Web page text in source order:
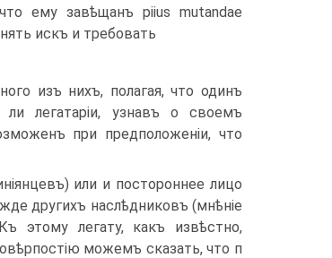
ему завѣщанъ piius mutandae
искъ и требовать
изъ нихъ, полагая, что одинъ
легатаріи, узнавъ о своемъ
при предположеніи, что
или и постороннее лицо
другихъ наслѣдни­ковъ (мнѣніе
этому легату, какъ извѣстно,
мо­жемъ сказать, что п